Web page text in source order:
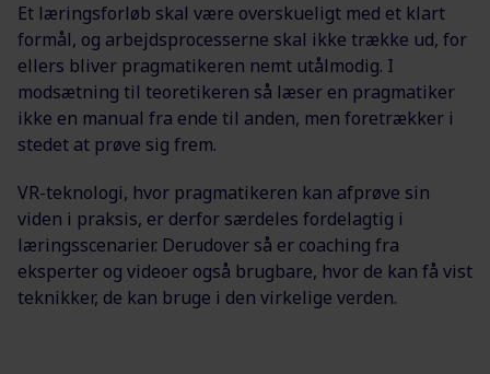
Et læringsforløb skal være overskueligt med et klart
formål, og arbejdsprocesserne skal ikke trække ud, for
ellers bliver pragmatikeren nemt utålmodig. I
modsætning til teoretikeren så læser en pragmatiker
ikke en manual fra ende til anden, men foretrækker i
stedet at prøve sig frem.
VR-teknologi, hvor pragmatikeren kan afprøve sin
viden i praksis, er derfor særdeles fordelagtig i
læringsscenarier. Derudover så er coaching fra
eksperter og videoer også brugbare, hvor de kan få vist
teknikker, de kan bruge i den virkelige verden.